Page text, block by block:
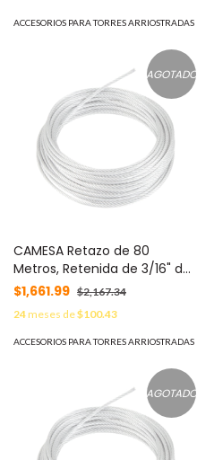
SRET474*10MTS
ACCESORIOS PARA TORRES ARRIOSTRADAS
AGOTADO
CAMESA Retazo de 80
Metros, Retenida de 3/16" de
Alta Resistencia, Galvanizado
clase A. MOD: S-RET-
474CAM*80MTS
$1,661.99 $2,167.34
24meses de$100.43
ACCESORIOS PARA TORRES ARRIOSTRADAS
AGOTADO